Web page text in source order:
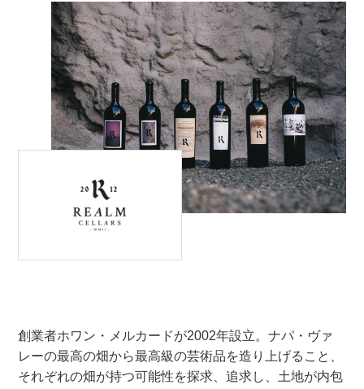
創業者ホワン・メルカードが2002年設立。ナパ・ヴァ
レーの最高の畑から最高級の芸術品を造り上げること、
それぞれの畑が持つ可能性を探求、追求し、土地が内包